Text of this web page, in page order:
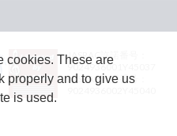
JASRAC許諾番号：
9024936001Y45037
JASRAC許諾番号：
cookies. These are
properly and to give us
is used.